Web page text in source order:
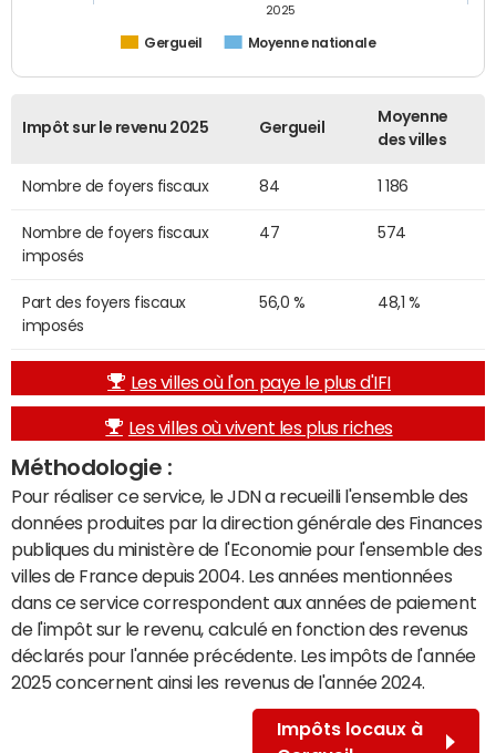
Gergueil Moyenne nationale
2025
Impôt sur le revenu 2025 Gergueil
Moyenne
des villes
Nombre de foyers fiscaux 84 1 186
Nombre de foyers fiscaux
imposés
47 574
Part des foyers fiscaux
imposés
56,0 % 48,1 %
Les villes où l'on paye le plus d'IFI
Les villes où vivent les plus riches
Méthodologie :
Pour réaliser ce service, le JDN a recueilli l'ensemble des
données produites par la direction générale des Finances
publiques du ministère de l'Economie pour l'ensemble des
villes de France depuis 2004. Les années mentionnées
dans ce service correspondent aux années de paiement
de l'impôt sur le revenu, calculé en fonction des revenus
déclarés pour l'année précédente. Les impôts de l'année
2025 concernent ainsi les revenus de l'année 2024.
Impôts locaux à